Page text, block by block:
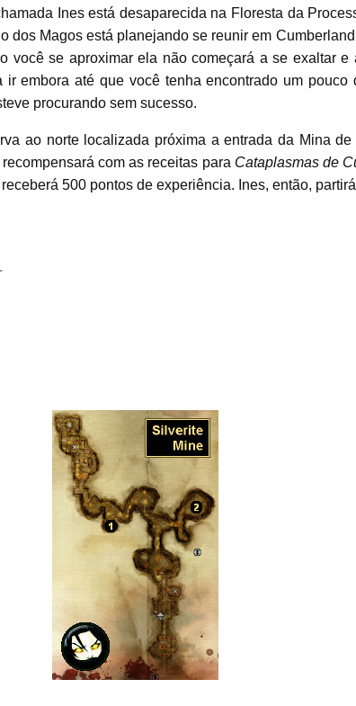
Ines está desaparecida na Floresta da
dos Magos está planejando se reunir em
você se aproximar ela não começará a se exaltar e
embora até que você tenha encontrado um pouco
procurando sem sucesso.
ao norte localizada próxima a entrada da Mina
com as receitas para Cataplasmas de
500 pontos de experiência. Ines, então,